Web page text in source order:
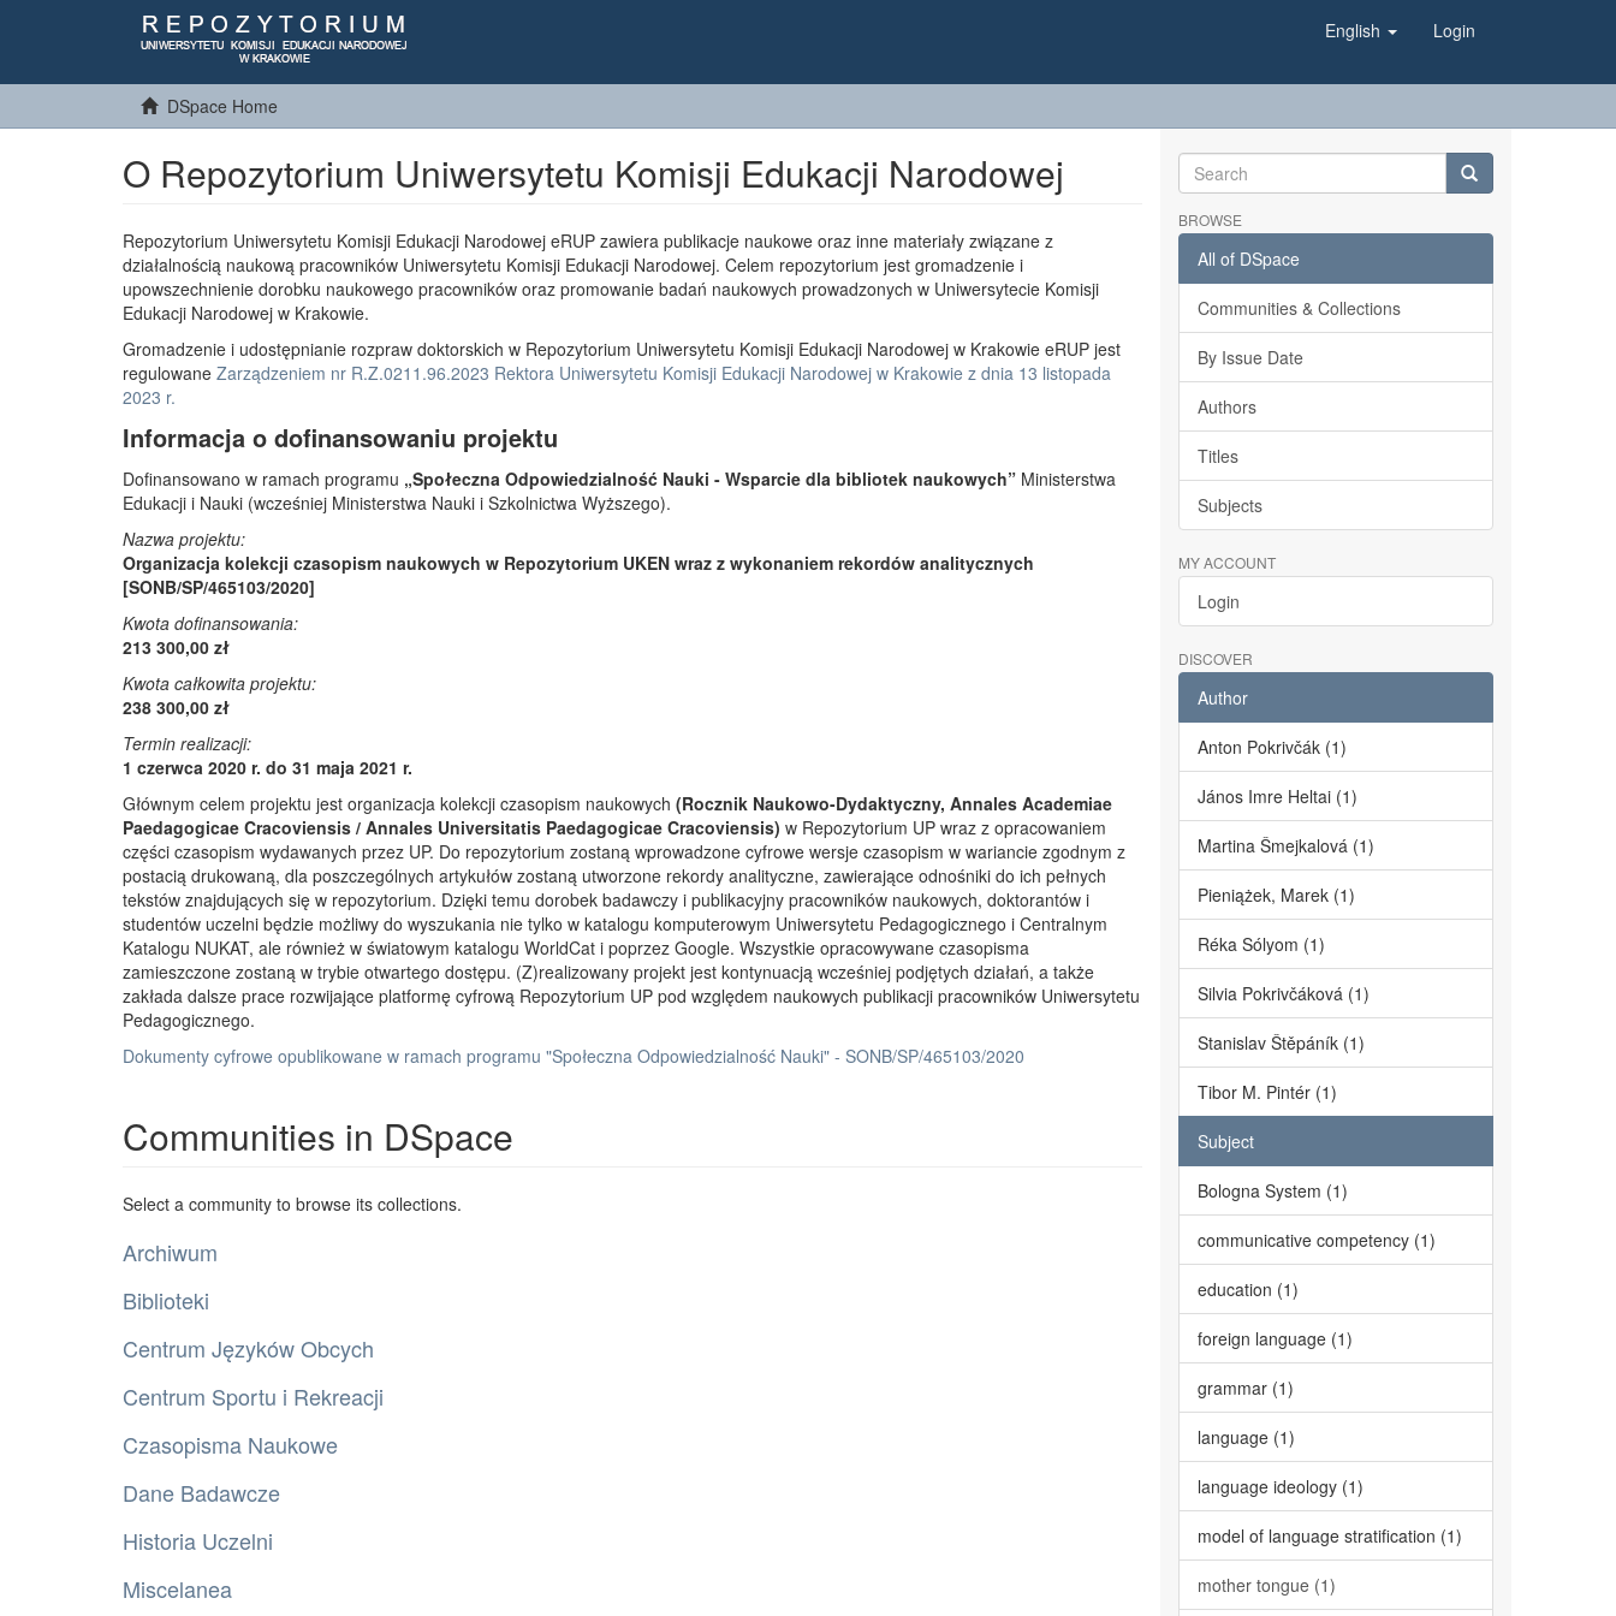
English Login
DSpace Home
O Repozytorium Uniwersytetu Komisji Edukacji Narodowej
Repozytorium Uniwersytetu Komisji Edukacji Narodowej eRUP zawiera publikacje naukowe oraz inne materiały związane z
działalnością naukową pracowników Uniwersytetu Komisji Edukacji Narodowej. Celem repozytorium jest gromadzenie i
upowszechnienie dorobku naukowego pracowników oraz promowanie badań naukowych prowadzonych w Uniwersytecie Komisji
Edukacji Narodowej w Krakowie.
Gromadzenie i udostępnianie rozpraw doktorskich w Repozytorium Uniwersytetu Komisji Edukacji Narodowej w Krakowie eRUP jest
regulowane Zarządzeniem nr R.Z.0211.96.2023 Rektora Uniwersytetu Komisji Edukacji Narodowej w Krakowie z dnia 13 listopada
2023 r.
Informacja o dofinansowaniu projektu
Dofinansowano w ramach programu „Społeczna Odpowiedzialność Nauki - Wsparcie dla bibliotek naukowych” Ministerstwa
Edukacji i Nauki (wcześniej Ministerstwa Nauki i Szkolnictwa Wyższego).
Nazwa projektu:
Organizacja kolekcji czasopism naukowych w Repozytorium UKEN wraz z wykonaniem rekordów analitycznych
[SONB/SP/465103/2020]
Kwota dofinansowania:
213 300,00 zł
Kwota całkowita projektu:
238 300,00 zł
Termin realizacji:
1 czerwca 2020 r. do 31 maja 2021 r.
Głównym celem projektu jest organizacja kolekcji czasopism naukowych (Rocznik Naukowo-Dydaktyczny, Annales Academiae
Paedagogicae Cracoviensis / Annales Universitatis Paedagogicae Cracoviensis) w Repozytorium UP wraz z opracowaniem
części czasopism wydawanych przez UP. Do repozytorium zostaną wprowadzone cyfrowe wersje czasopism w wariancie zgodnym z
postacią drukowaną, dla poszczególnych artykułów zostaną utworzone rekordy analityczne, zawierające odnośniki do ich pełnych
tekstów znajdujących się w repozytorium. Dzięki temu dorobek badawczy i publikacyjny pracowników naukowych, doktorantów i
studentów uczelni będzie możliwy do wyszukania nie tylko w katalogu komputerowym Uniwersytetu Pedagogicznego i Centralnym
Katalogu NUKAT, ale również w światowym katalogu WorldCat i poprzez Google. Wszystkie opracowywane czasopisma
zamieszczone zostaną w trybie otwartego dostępu. (Z)realizowany projekt jest kontynuacją wcześniej podjętych działań, a także
zakłada dalsze prace rozwijające platformę cyfrową Repozytorium UP pod względem naukowych publikacji pracowników Uniwersytetu
Pedagogicznego.
Dokumenty cyfrowe opublikowane w ramach programu "Społeczna Odpowiedzialność Nauki" - SONB/SP/465103/2020
Communities in DSpace
Select a community to browse its collections.
Archiwum
Biblioteki
Centrum Języków Obcych
Centrum Sportu i Rekreacji
Czasopisma Naukowe
Dane Badawcze
Historia Uczelni
Miscelanea
BROWSE
All of DSpace
Communities & Collections
By Issue Date
Authors
Titles
Subjects
MY ACCOUNT
Login
DISCOVER
Author
Anton Pokrivčák (1)
János Imre Heltai (1)
Martina Šmejkalová (1)
Pieniążek, Marek (1)
Réka Sólyom (1)
Silvia Pokrivčáková (1)
Stanislav Štěpáník (1)
Tibor M. Pintér (1)
Subject
Bologna System (1)
communicative competency (1)
education (1)
foreign language (1)
grammar (1)
language (1)
language ideology (1)
model of language stratification (1)
mother tongue (1)